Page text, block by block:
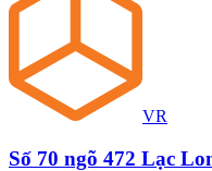
VR
Số 70 ngõ 472 Lạc